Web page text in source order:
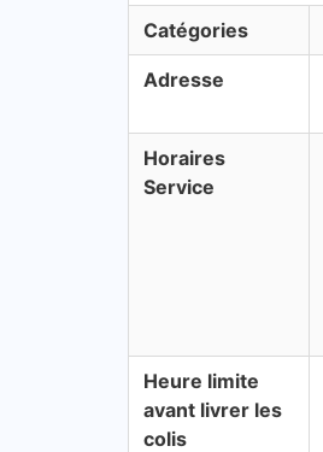
Catégories
Adresse
Horaires
Service
Heure limite
avant livrer les
colis